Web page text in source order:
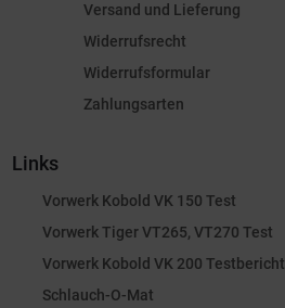
Versand und Lieferung
Widerrufsrecht
Widerrufsformular
Zahlungsarten
Links
Vorwerk Kobold VK 150 Test
Vorwerk Tiger VT265, VT270 Test
Vorwerk Kobold VK 200 Testbericht
Schlauch-O-Mat